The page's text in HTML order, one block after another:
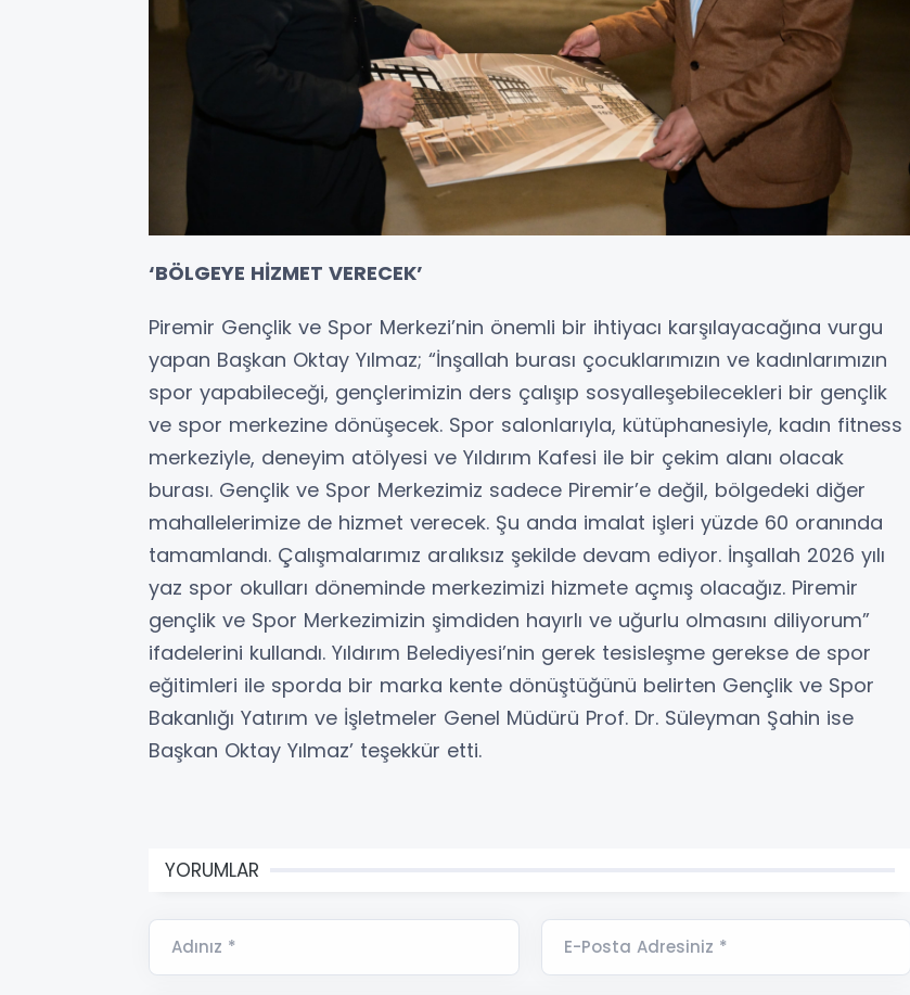
‘BÖLGEYE HİZMET VERECEK’
Piremir Gençlik ve Spor Merkezi’nin önemli bir ihtiyacı karşılayacağına vurgu
yapan Başkan Oktay Yılmaz; “İnşallah burası çocuklarımızın ve kadınlarımızın
spor yapabileceği, gençlerimizin ders çalışıp sosyalleşebilecekleri bir gençlik
ve spor merkezine dönüşecek. Spor salonlarıyla, kütüphanesiyle, kadın fitness
merkeziyle, deneyim atölyesi ve Yıldırım Kafesi ile bir çekim alanı olacak
burası. Gençlik ve Spor Merkezimiz sadece Piremir’e değil, bölgedeki diğer
mahallelerimize de hizmet verecek. Şu anda imalat işleri yüzde 60 oranında
tamamlandı. Çalışmalarımız aralıksız şekilde devam ediyor. İnşallah 2026 yılı
yaz spor okulları döneminde merkezimizi hizmete açmış olacağız. Piremir
gençlik ve Spor Merkezimizin şimdiden hayırlı ve uğurlu olmasını diliyorum”
ifadelerini kullandı. Yıldırım Belediyesi’nin gerek tesisleşme gerekse de spor
eğitimleri ile sporda bir marka kente dönüştüğünü belirten Gençlik ve Spor
Bakanlığı Yatırım ve İşletmeler Genel Müdürü Prof. Dr. Süleyman Şahin ise
Başkan Oktay Yılmaz’ teşekkür etti.
YORUMLAR
Adınız * E-Posta Adresiniz *